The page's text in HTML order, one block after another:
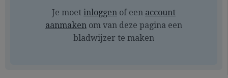
Je moet inloggen of een account
aanmaken om van deze pagina een
bladwijzer te maken